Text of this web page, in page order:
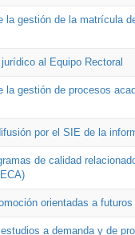
la gestión de la matrícula
al Equipo Rectoral
la gestión de procesos
por el SIE de la
de calidad
orientadas a
a demanda y de